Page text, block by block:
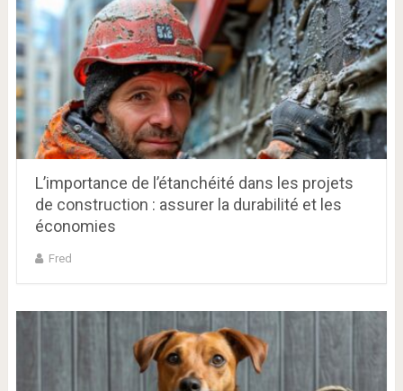
L’importance de l’étanchéité dans les projets
de construction : assurer la durabilité et les
économies
Fred